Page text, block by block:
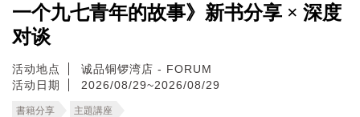
一个九七青年的故事》新书分享 × 深度
对谈
活动地点
诚品铜锣湾店 - FORUM
活动日期
2026/08/29~2026/08/29
書籍分享 主題講座